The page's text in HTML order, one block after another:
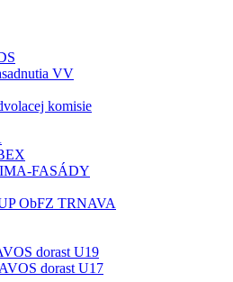
VV
komisie
FASÁDY
ObFZ TRNAVA
dorast U19
dorast U17